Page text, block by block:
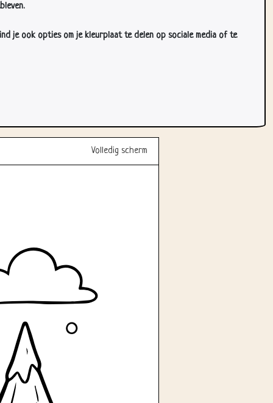
je ook opties om je kleurplaat te delen op sociale media of te
Volledig scherm